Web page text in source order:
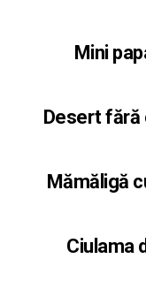
Mini
Desert fără
Mămăligă
Ciulama